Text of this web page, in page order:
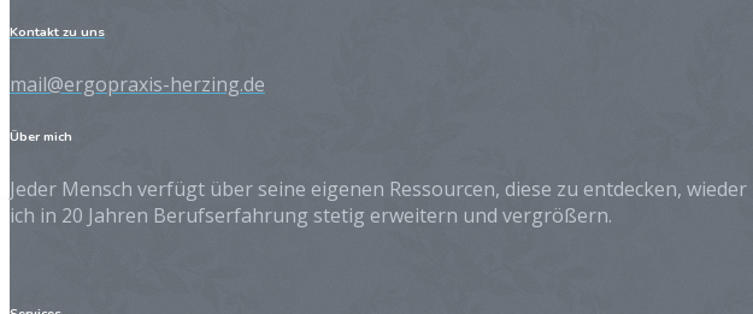
Kontakt zu uns
mail@ergopraxis-herzing.de
Über mich
Jeder Mensch verfügt über seine eigenen Ressourcen, diese zu entdecken,
ich in 20 Jahren Berufserfahrung stetig erweitern und vergrößern.